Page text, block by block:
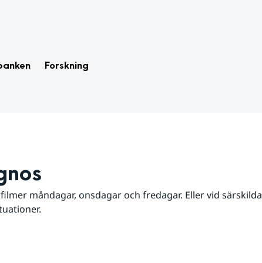
Forskning
måndagar, onsdagar och fredagar. Eller vid särskilda